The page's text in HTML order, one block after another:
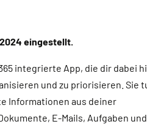
eingestellt.
integrierte App, die dir dabei
und zu priorisieren. Sie
Informationen aus deiner
E-Mails, Aufgaben und